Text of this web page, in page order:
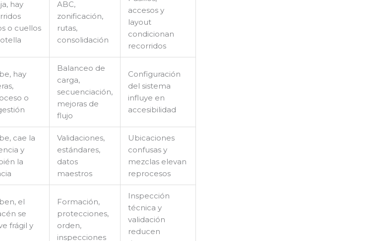
hay
o cuellos
ABC,
zonificación,
rutas,
consolidación
accesos y
layout
condicionan
recorridos
hay
o
Balanceo de
carga,
secuenciación,
mejoras de
flujo
Configuración
del sistema
influye en
accesibilidad
cae la
y
la
Validaciones,
estándares,
datos
maestros
Ubicaciones
confusas y
mezclas elevan
reprocesos
el
se
frágil y
Formación,
protecciones,
orden,
inspecciones
Inspección
técnica y
validación
reducen